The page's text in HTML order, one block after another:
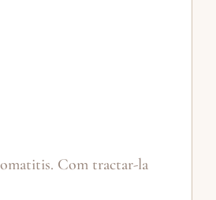
Com tractar-la